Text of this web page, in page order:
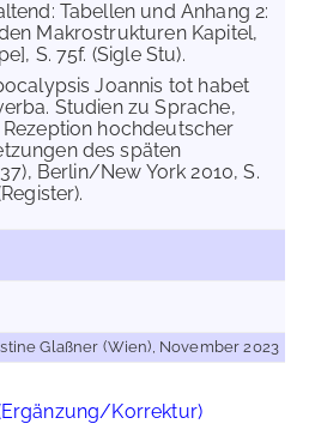
Tabellen und Anhang 2:
Makrostrukturen Kapitel,
S. 75f. (Sigle Stu).
Joannis tot habet
Studien zu Sprache,
hochdeutscher
des späten
Berlin/New York 2010, S.
Glaßner (Wien), November 2023
Korrektur)